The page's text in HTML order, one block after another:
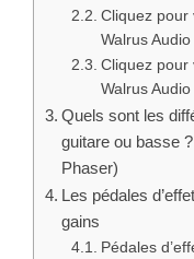
Cliquez pour
Walrus
Cliquez pour
Walrus
Quels sont les
guitare ou basse
Phaser)
Les pédales
gains
Pédales